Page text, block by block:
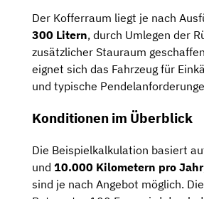
Der Kofferraum liegt je nach
300 Litern, durch Umlegen der
zusätzlicher Stauraum
eignet sich das Fahrzeug für
und typische
Konditionen im Überblick
Die Beispielkalkulation basiert
und 10.000 Kilometern pro Jahr
sind je nach Angebot möglich.